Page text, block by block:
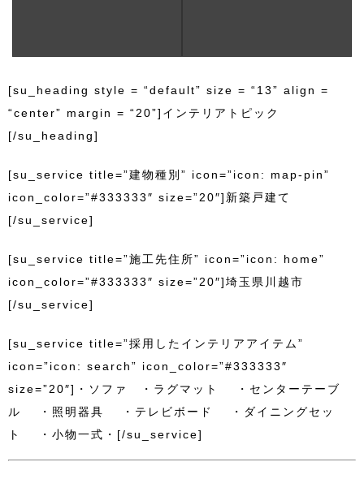
[su_heading style = “default” size = “13” align =
“center” margin = “20”]インテリアトピック
[/su_heading]
[su_service title=”建物種別” icon=”icon: map-pin”
icon_color=”#333333″ size=”20″]新築戸建て
[/su_service]
[su_service title=”施工先住所” icon=”icon: home”
icon_color=”#333333″ size=”20″]埼玉県川越市
[/su_service]
[su_service title=”採用したインテリアアイテム”
icon=”icon: search” icon_color=”#333333″
size=”20″]・ソファ ・ラグマット ・センターテーブ
ル ・照明器具 ・テレビボード ・ダイニングセッ
ト ・小物一式・[/su_service]